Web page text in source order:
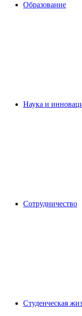
Образование
Наука и
Сотрудничество
Студенческая